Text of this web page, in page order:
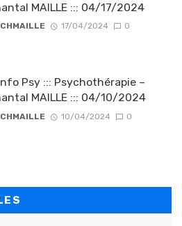
MAILLE ::: 04/17/2024
CHMAILLE 17/04/2024 0
Info Psy ::: Psychothérapie –
MAILLE ::: 04/10/2024
CHMAILLE 10/04/2024 0